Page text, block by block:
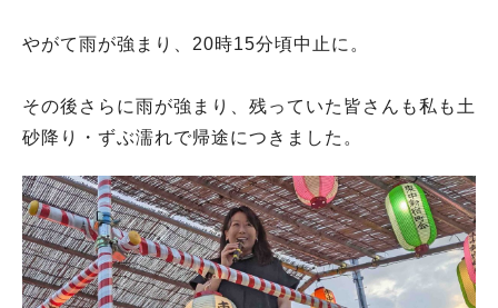
やがて雨が強まり、20時15分頃中止に。
その後さらに雨が強まり、残っていた皆さんも私も土
砂降り・ずぶ濡れで帰途につきました。